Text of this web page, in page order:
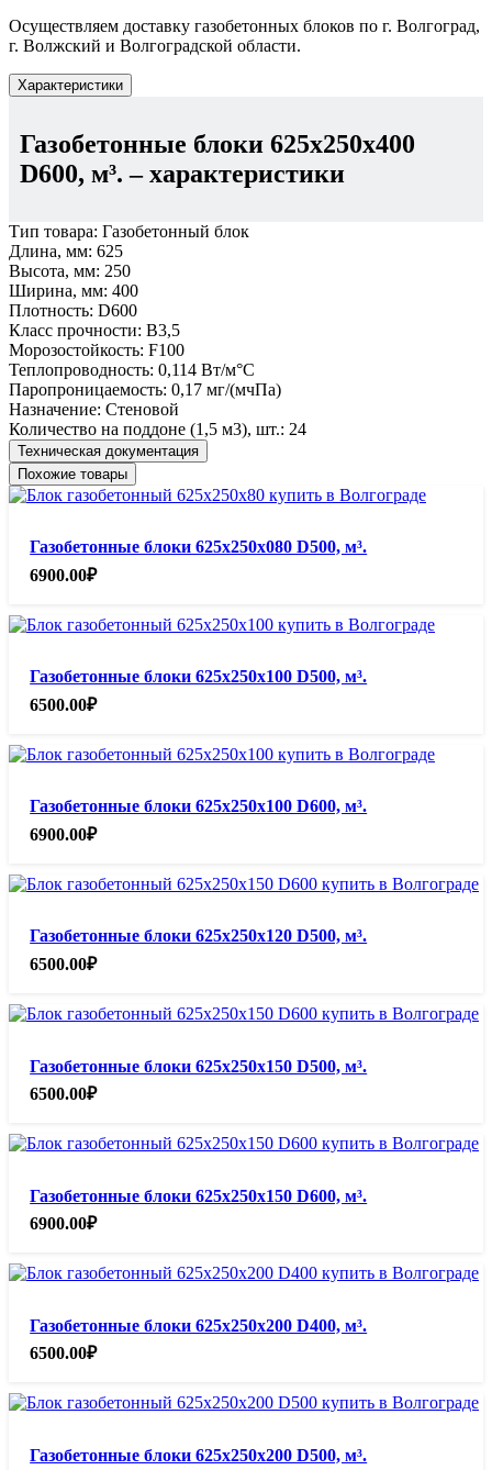
Осуществляем доставку газобетонных блоков по г. Волгоград,
г. Волжский и Волгоградской области.
Характеристики
Газобетонные блоки 625х250х400
D600, м³. – характеристики
Тип товара: Газобетонный блок
Длина, мм: 625
Высота, мм: 250
Ширина, мм: 400
Плотность: D600
Класс прочности: В3,5
Морозостойкость: F100
Теплопроводность: 0,114 Вт/м°С
Паропроницаемость: 0,17 мг/(мчПа)
Назначение: Стеновой
Количество на поддоне (1,5 м3), шт.: 24
Техническая документация
Похожие товары
Газобетонные блоки 625х250х080 D500, м³.
6900.00₽
Газобетонные блоки 625х250х100 D500, м³.
6500.00₽
Газобетонные блоки 625х250х100 D600, м³.
6900.00₽
Газобетонные блоки 625х250х120 D500, м³.
6500.00₽
Газобетонные блоки 625х250х150 D500, м³.
6500.00₽
Газобетонные блоки 625х250х150 D600, м³.
6900.00₽
Газобетонные блоки 625х250х200 D400, м³.
6500.00₽
Газобетонные блоки 625х250х200 D500, м³.